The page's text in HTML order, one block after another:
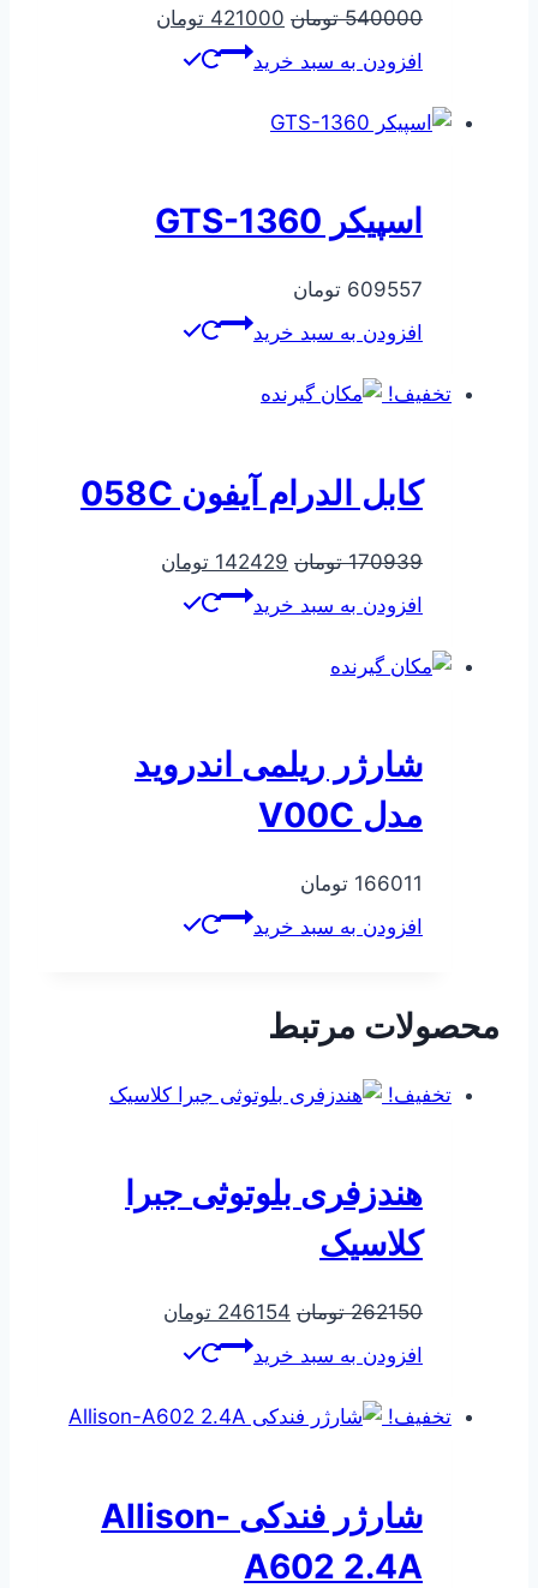
540000 تومان قیمت
اصلی
بود.
421000 تومان
افزودن به سبد خرید
اسپیکر GTS-1360
609557 تومان
افزودن به سبد خرید
تخفیف!
کابل الدرام آیفون 058C
170939 تومان قیمت
اصلی
142429 تومان
افزودن به سبد خرید
شارژر ریلمی اندروید
مدل V00C
166011 تومان
افزودن به سبد خرید
محصولات مرتبط
تخفیف!
هندزفری بلوتوثی جبرا
کلاسیک
262150 تومان قیمت
اصلی
بود.
246154 تومان
است.
افزودن به سبد خرید
تخفیف!
شارژر فندکی Allison-
A602 2.4A